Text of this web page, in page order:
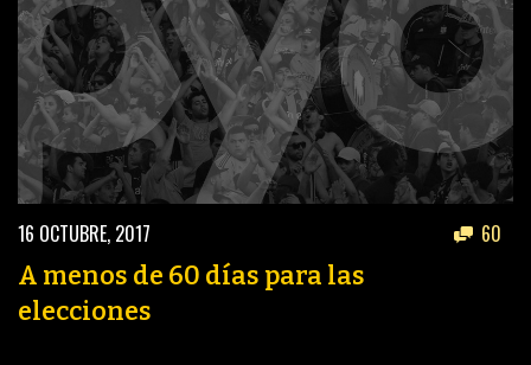
16 OCTUBRE, 2017 60
A menos de 60 días para las
elecciones